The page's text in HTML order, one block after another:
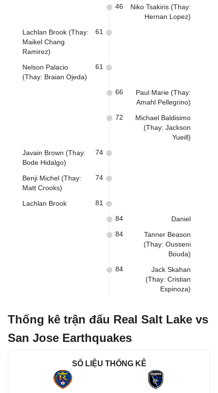
Niko Tsakiris (Thay:
Hernan Lopez)
46
Lachlan Brook (Thay:
Maikel Chang
Ramirez)
61
Nelson Palacio
(Thay: Braian Ojeda)
61
Paul Marie (Thay:
Amahl Pellegrino)
66
Michael Baldisimo
(Thay: Jackson
Yueill)
72
Javain Brown (Thay:
Bode Hidalgo)
74
Benji Michel (Thay:
Matt Crooks)
74
Lachlan Brook 81
Daniel
84
Tanner Beason
(Thay: Ousseni
Bouda)
84
Jack Skahan
(Thay: Cristian
Espinoza)
84
Thống kê trận đấu Real Salt Lake vs
San Jose Earthquakes
SỐ LIỆU THỐNG KÊ